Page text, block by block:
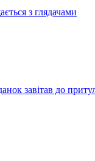
з глядачами
завітав до